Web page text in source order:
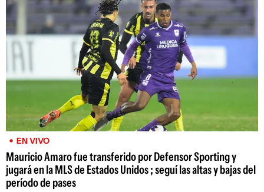
EN VIVO
Mauricio Amaro fue transferido por Defensor Sporting y
jugará en la MLS de Estados Unidos ; seguí las altas y bajas del
período de pases